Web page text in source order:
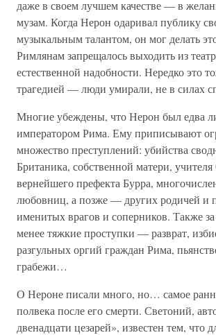
даже в своем лучшем качестве — в
музам. Когда Нерон одаривал публику
музыкальным талантом, он мог делать
Римлянам запрещалось выходить из
естественной надобности. Нередко это
трагедией — люди умирали, не в силах
Многие убеждены, что Нерон был едва
императором Рима. Ему приписывают
множество преступлений: убийства
Британика, собственной матери,
вернейшего префекта Бурра,
любовниц, а позже — других родичей и
именитых врагов и соперников. Также
менее тяжкие проступки — разврат,
разгульных оргий граждан Рима,
грабежи…
О Нероне писали много, но… самое
полвека после его смерти. Светоний,
двенадцати цезарей», известен тем, что